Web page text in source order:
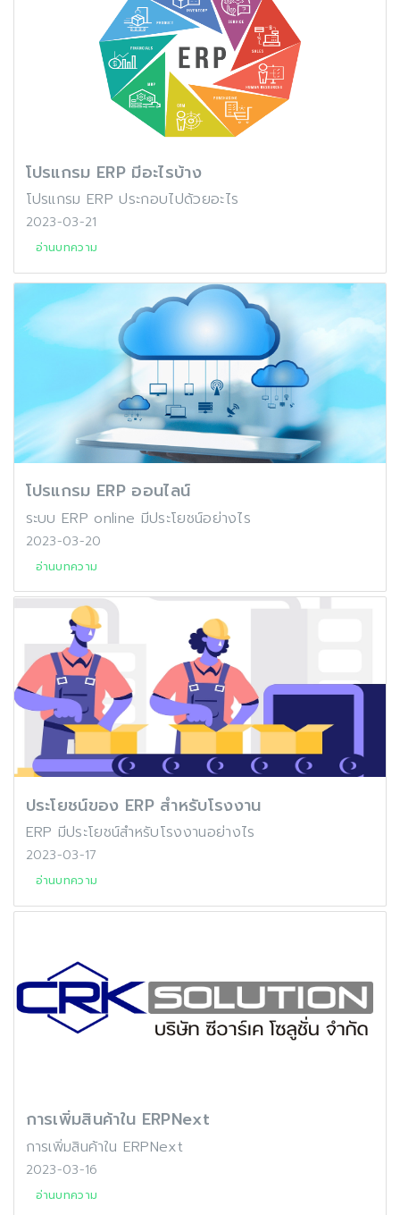
โปรแกรม ERP มีอะไรบ้าง
โปรแกรม ERP ประกอบไปด้วยอะไร
2023-03-21
อ่านบทความ
โปรแกรม ERP ออนไลน์
ระบบ ERP online มีประโยชน์อย่างไร
2023-03-20
อ่านบทความ
ประโยชน์ของ ERP สำหรับโรงงาน
ERP มีประโยชน์สำหรับโรงงานอย่างไร
2023-03-17
อ่านบทความ
การเพิ่มสินค้าใน ERPNext
การเพิ่มสินค้าใน ERPNext
2023-03-16
อ่านบทความ